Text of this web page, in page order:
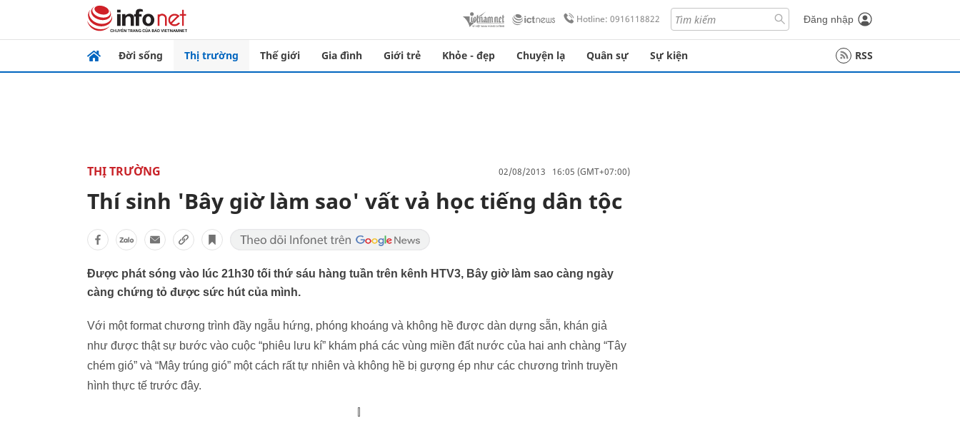
Hotline: 0916118822 Đăng nhập
Đời sống Thị trường Thế giới Gia đình Giới trẻ Khỏe - đẹp Chuyện lạ Quân sự Sự kiện RSS
THỊ TRƯỜNG 02/08/2013 16:05 (GMT+07:00)
Thí sinh 'Bây giờ làm sao' vất vả học tiếng dân tộc
Được phát sóng vào lúc 21h30 tối thứ sáu hàng tuần trên kênh HTV3, Bây giờ làm sao càng ngày
càng chứng tỏ được sức hút của mình.
Với một format chương trình đầy ngẫu hứng, phóng khoáng và không hề được dàn dựng sẵn, khán giả
như được thật sự bước vào cuộc “phiêu lưu kí” khám phá các vùng miền đất nước của hai anh chàng “Tây
chém gió” và “Mây trúng gió” một cách rất tự nhiên và không hề bị gượng ép như các chương trình truyền
hình thực tế trước đây.